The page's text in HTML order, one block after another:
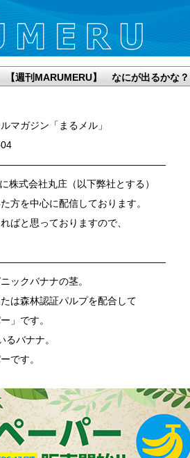
週刊MARUMERU】 なにが出るかな？
マガジン「まるメル」
式会社丸庄（以下弊社とする）
方を中心に配信しております。
ばと思っておりますので、
ックバナナの茎。
は森林認証パルプを配合して
」です。
バナナ。
です。